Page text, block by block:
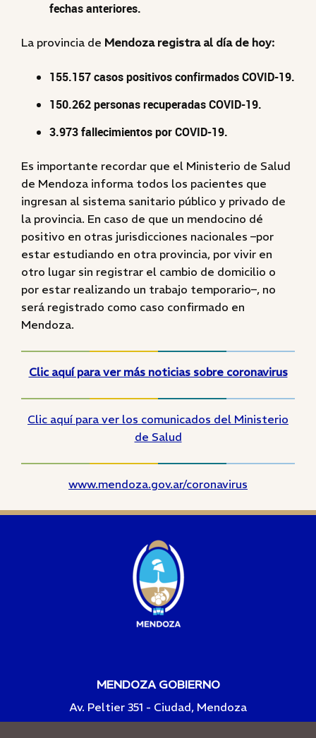
fechas anteriores.
La provincia de Mendoza registra al día de hoy:
155.157 casos positivos confirmados COVID-19.
150.262 personas recuperadas COVID-19.
3.973 fallecimientos por COVID-19.
Es importante recordar que el Ministerio de Salud
de Mendoza informa todos los pacientes que
ingresan al sistema sanitario público y privado de
la provincia. En caso de que un mendocino dé
positivo en otras jurisdicciones nacionales –por
estar estudiando en otra provincia, por vivir en
otro lugar sin registrar el cambio de domicilio o
por estar realizando un trabajo temporario–, no
será registrado como caso confirmado en
Mendoza.
Clic aquí para ver más noticias sobre coronavirus
Clic aquí para ver los comunicados del Ministerio
de Salud
www.mendoza.gov.ar/coronavirus
MENDOZA GOBIERNO
Av. Peltier 351 - Ciudad, Mendoza